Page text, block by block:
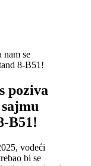
poziva
B51!
vodeći
bi se